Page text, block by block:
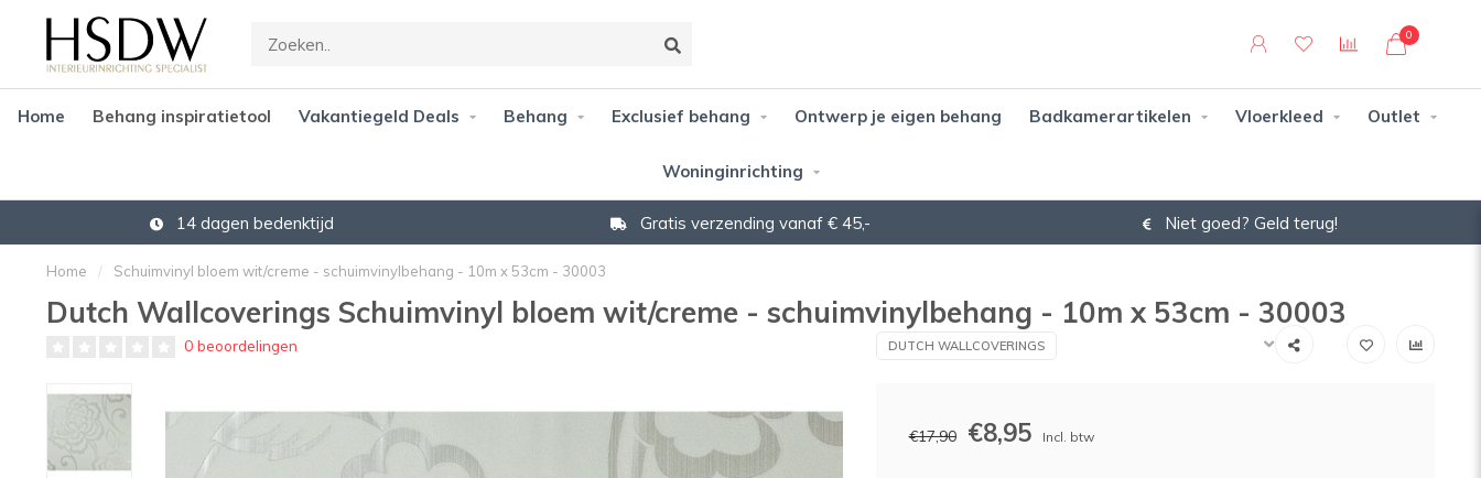
0
Home Behang inspiratietool Vakantiegeld Deals Behang Exclusief behang Ontwerp je eigen behang Badkamerartikelen Vloerkleed Outlet
Woninginrichting
14 dagen bedenktijd Gratis verzending vanaf € 45,- Niet goed? Geld terug!
Home / Schuimvinyl bloem wit/creme - schuimvinylbehang - 10m x 53cm - 30003
Dutch Wallcoverings Schuimvinyl bloem wit/creme - schuimvinylbehang - 10m x 53cm - 30003
0 beoordelingen DUTCH WALLCOVERINGS
€17,90 €8,95 Incl. btw